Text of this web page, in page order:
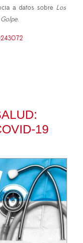
a datos sobre Los
.
19